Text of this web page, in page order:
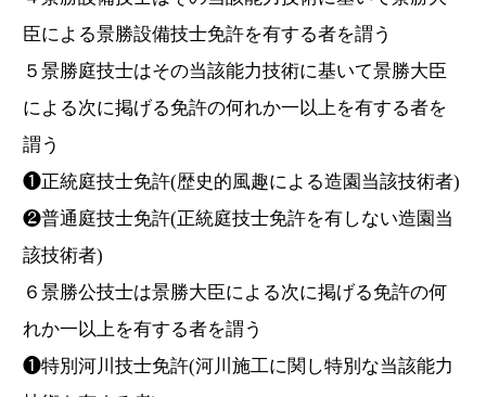
臣による景勝設備技士免許を有する者を謂う
５景勝庭技士はその当該能力技術に基いて景勝大臣
による次に掲げる免許の何れか一以上を有する者を
謂う
❶正統庭技士免許(歴史的風趣による造園当該技術者)
❷普通庭技士免許(正統庭技士免許を有しない造園当
該技術者)
６景勝公技士は景勝大臣による次に掲げる免許の何
れか一以上を有する者を謂う
❶特別河川技士免許(河川施工に関し特別な当該能力